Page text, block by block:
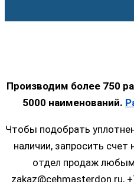
Производим более 750
5000 наименований.
Чтобы подобрать
наличии, запросить
отдел продаж
zakaz@cehmasterdon.ru,